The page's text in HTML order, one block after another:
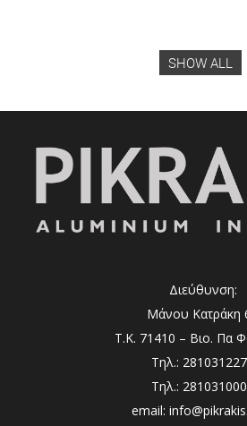
SHOW ALL
Διεύθυνση:
Μάνου Κατράκη
Τ.Κ. 71410 – Βιο. Πα
Τηλ.:
Τηλ.:
email: